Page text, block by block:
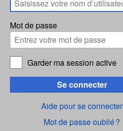
Mot de passe
Garder ma session active
Se connecter
Aide pour se connecter
Mot de passe oublié ?